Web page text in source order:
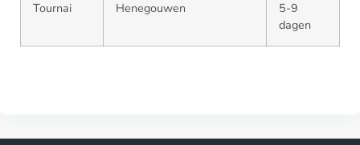
Tournai Henegouwen
5-9
dagen